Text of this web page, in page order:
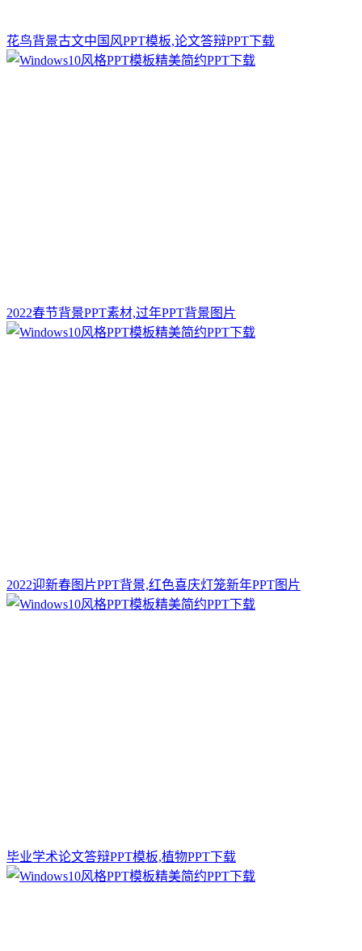
花鸟背景古文中国风PPT模板,论文答辩PPT下载
2022春节背景PPT素材,过年PPT背景图片
2022迎新春图片PPT背景,红色喜庆灯笼新年PPT图片
毕业学术论文答辩PPT模板,植物PPT下载